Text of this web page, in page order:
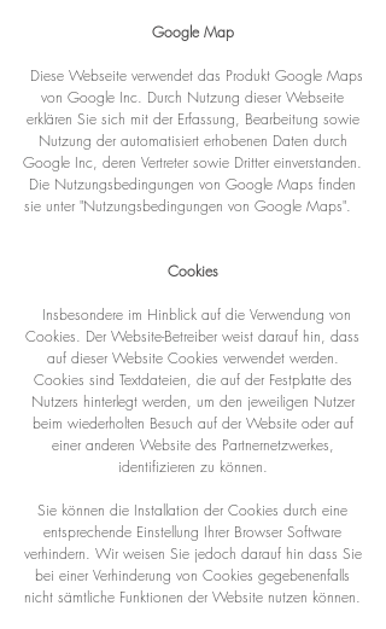
Google Map
Diese Webseite verwendet das Produkt Google Maps
von Google Inc. Durch Nutzung dieser Webseite
erklären Sie sich mit der Erfassung, Bearbeitung sowie
Nutzung der automatisiert erhobenen Daten durch
Google Inc, deren Vertreter sowie Dritter einverstanden.
Die Nutzungsbedingungen von Google Maps finden
sie unter "Nutzungsbedingungen von Google Maps".
Cookies
Insbesondere im Hinblick auf die Verwendung von
Cookies. Der Website-Betreiber weist darauf hin, dass
auf dieser Website Cookies verwendet werden.
Cookies sind Textdateien, die auf der Festplatte des
Nutzers hinterlegt werden, um den jeweiligen Nutzer
beim wiederholten Besuch auf der Website oder auf
einer anderen Website des Partnernetzwerkes,
identifizieren zu können.
Sie können die Installation der Cookies durch eine
entsprechende Einstellung Ihrer Browser Software
verhindern. Wir weisen Sie jedoch darauf hin dass Sie
bei einer Verhinderung von Cookies gegebenenfalls
nicht sämtliche Funktionen der Website nutzen können.